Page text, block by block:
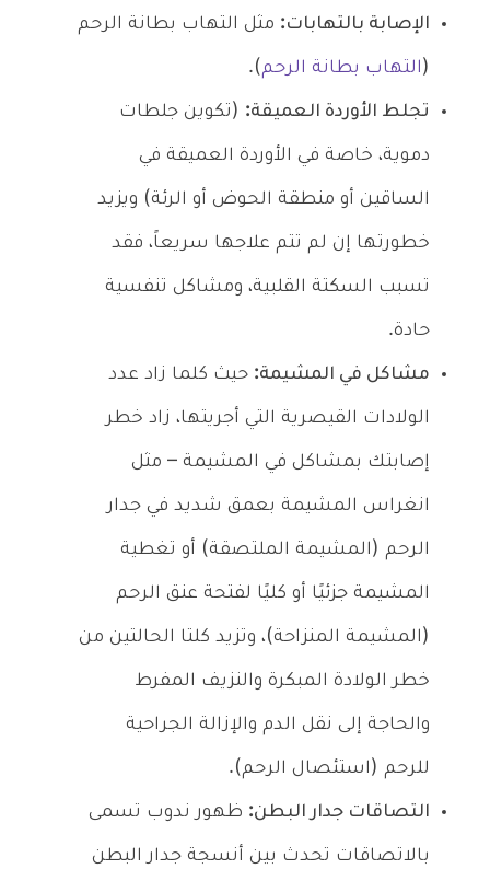
الإصابة بالتهابات: مثل التهاب بطانة الرحم
(التهاب بطانة الرحم).
تجلط الأوردة العميقة: (تكوين جلطات
دموية، خاصة في الأوردة العميقة في
الساقين أو منطقة الحوض أو الرئة) ويزيد
خطورتها إن لم تتم علاجها سريعاً، فقد
تسبب السكتة القلبية، ومشاكل تنفسية
حادة.
مشاكل في المشيمة: حيث كلما زاد عدد
الولادات القيصرية التي أجريتها، زاد خطر
إصابتك بمشاكل في المشيمة – مثل
انغراس المشيمة بعمق شديد في جدار
الرحم (المشيمة الملتصقة) أو تغطية
المشيمة جزئيًا أو كليًا لفتحة عنق الرحم
(المشيمة المنزاحة)، وتزيد كلتا الحالتين من
خطر الولادة المبكرة والنزيف المفرط
والحاجة إلى نقل الدم والإزالة الجراحية
للرحم (استئصال الرحم).
التصاقات جدار البطن: ظهور ندوب تسمى
بالاتصاقات تحدث بين أنسجة جدار البطن